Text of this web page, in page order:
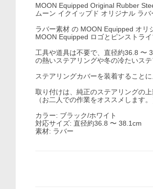
MOON Equipped Original Rubber
ムーン イクイップド オリジナル ラ
ラバー素材 の MOON Equipped オリ
MOON Equipped ロゴとピンストラ
工具や道具は不要で、直径約36.8 〜
の熱いステアリングや冬の冷たいス
ステアリングカバーを装着すること
取り付けは、純正のステアリングの
（お二人での作業をオススメします。
カラー: ブラック/ホワイト
対応サイズ: 直径約36.8 〜 38.1cm
素材: ラバー